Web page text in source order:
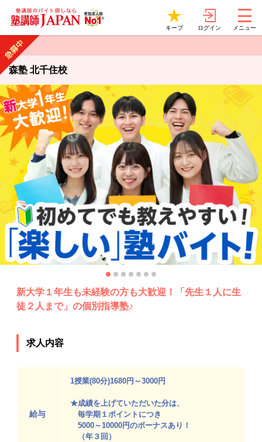
キープ ログイン メニュー
森塾 北千住校
新大学１年生も未経験の方も大歓迎！「先生１人に生
徒２人まで」の個別指導塾♪
求人内容
給与
1授業(80分)1680円～3000円
★成績を上げていただいた分は、
毎学期１ポイントにつき
5000～10000円のボーナスあり！
（年３回）